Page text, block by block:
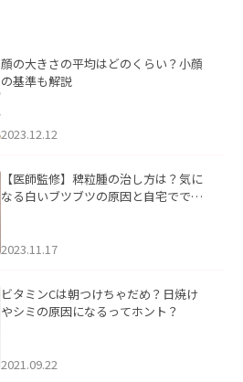
顔の大きさの平均はどのくらい？小顔
の基準も解説
2023.12.12
【医師監修】稗粒腫の治し方は？気に
なる白いブツブツの原因と自宅ででき
2023.11.17
ビタミンCは朝つけちゃだめ？日焼け
やシミの原因になるってホント？
2021.09.22